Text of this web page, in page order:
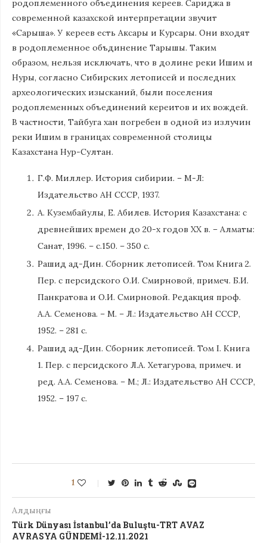
родоплеменного объединения кереев. Сариджа в
современной казахской интерпретации звучит
«Сарыша». У кереев есть Аксары и Курсары. Они входят
в родоплеменное объдинение Тарышы. Таким
образом, нельзя исключать, что в долине реки Ишим и
Нуры, согласно Сибирских летописей и последних
археологических изысканий, были поселения
родоплеменных объединений кереитов и их вождей.
В частности, Тайбуга хан погребен в одной из излучин
реки Ишим в границах современной столицы
Казахстана Нур-Султан.
Г.Ф. Миллер. История сибирии. – М-Л:
Издательство АН СССР, 1937.
А. Кузембайулы, Е. Абилев. История Казахстана: с
древнейших времен до 20-х годов ХХ в. – Алматы:
Санат, 1996. – с.150. – 350 с.
Рашид ад-Дин. Сборник летописей. Том Книга 2.
Пер. с персидского О.И. Смирновой, примеч. Б.И.
Панкратова и О.И. Смирновой. Редакция проф.
А.А. Семенова. – М. – Л.: Издательство АН СССР,
1952. – 281 с.
Рашид ад-Дин. Сборник летописей. Том I. Книга
1. Пер. с персидского Л.А. Хетагурова, примеч. и
ред. А.А. Семенова. – М.; Л.: Издательство АН СССР,
1952. – 197 с.
1
Алдыңғы
Türk Dünyası İstanbul’da Buluştu-TRT AVAZ
AVRASYA GÜNDEMİ-12.11.2021